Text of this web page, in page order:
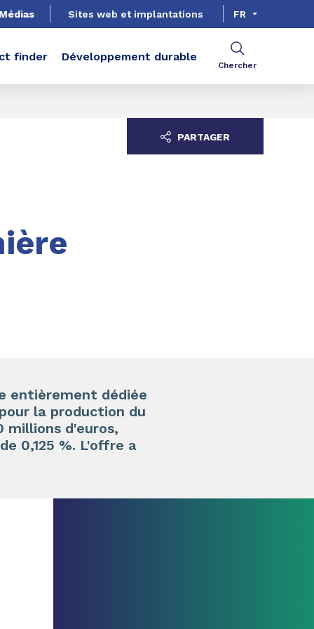
Sites web et implantations FR
finder Développement durable
Chercher
PARTAGER
entièrement dédiée
la production du
d'euros,
0,125 %. L'offre a